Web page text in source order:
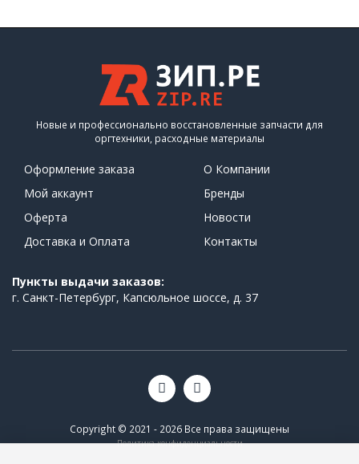
Новые и профессионально восстановленные запчасти для
оргтехники, расходные материалы
Оформление заказа
Мой аккаунт
Оферта
Доставка и Оплата
О Компании
Бренды
Новости
Контакты
Пункты выдачи заказов:
г. Санкт-Петербург, Капсюльное шоссе, д. 37
Copyright © 2021 - 2026 Все права защищены
Политика конфиденциальности